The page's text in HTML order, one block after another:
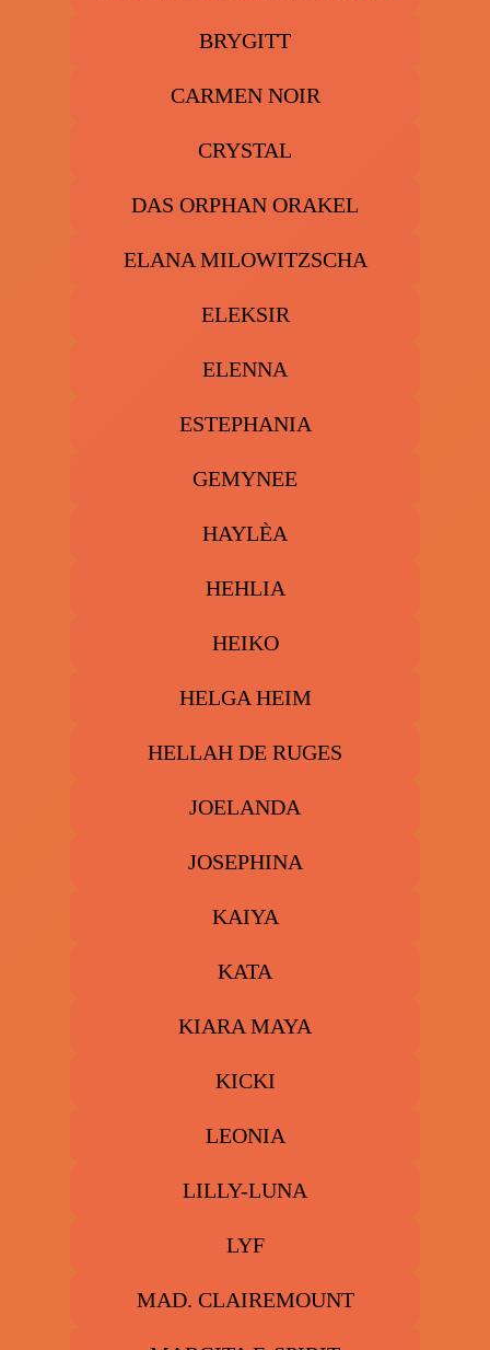
BRYGITT
CARMEN NOIR
CRYSTAL
DAS ORPHAN ORAKEL
ELANA MILOWITZSCHA
ELEKSIR
ELENNA
ESTEPHANIA
GEMYNEE
HAYLÈA
HEHLIA
HEIKO
HELGA HEIM
HELLAH DE RUGES
JOELANDA
JOSEPHINA
KAIYA
KATA
KIARA MAYA
KICKI
LEONIA
LILLY-LUNA
LYF
MAD. CLAIREMOUNT